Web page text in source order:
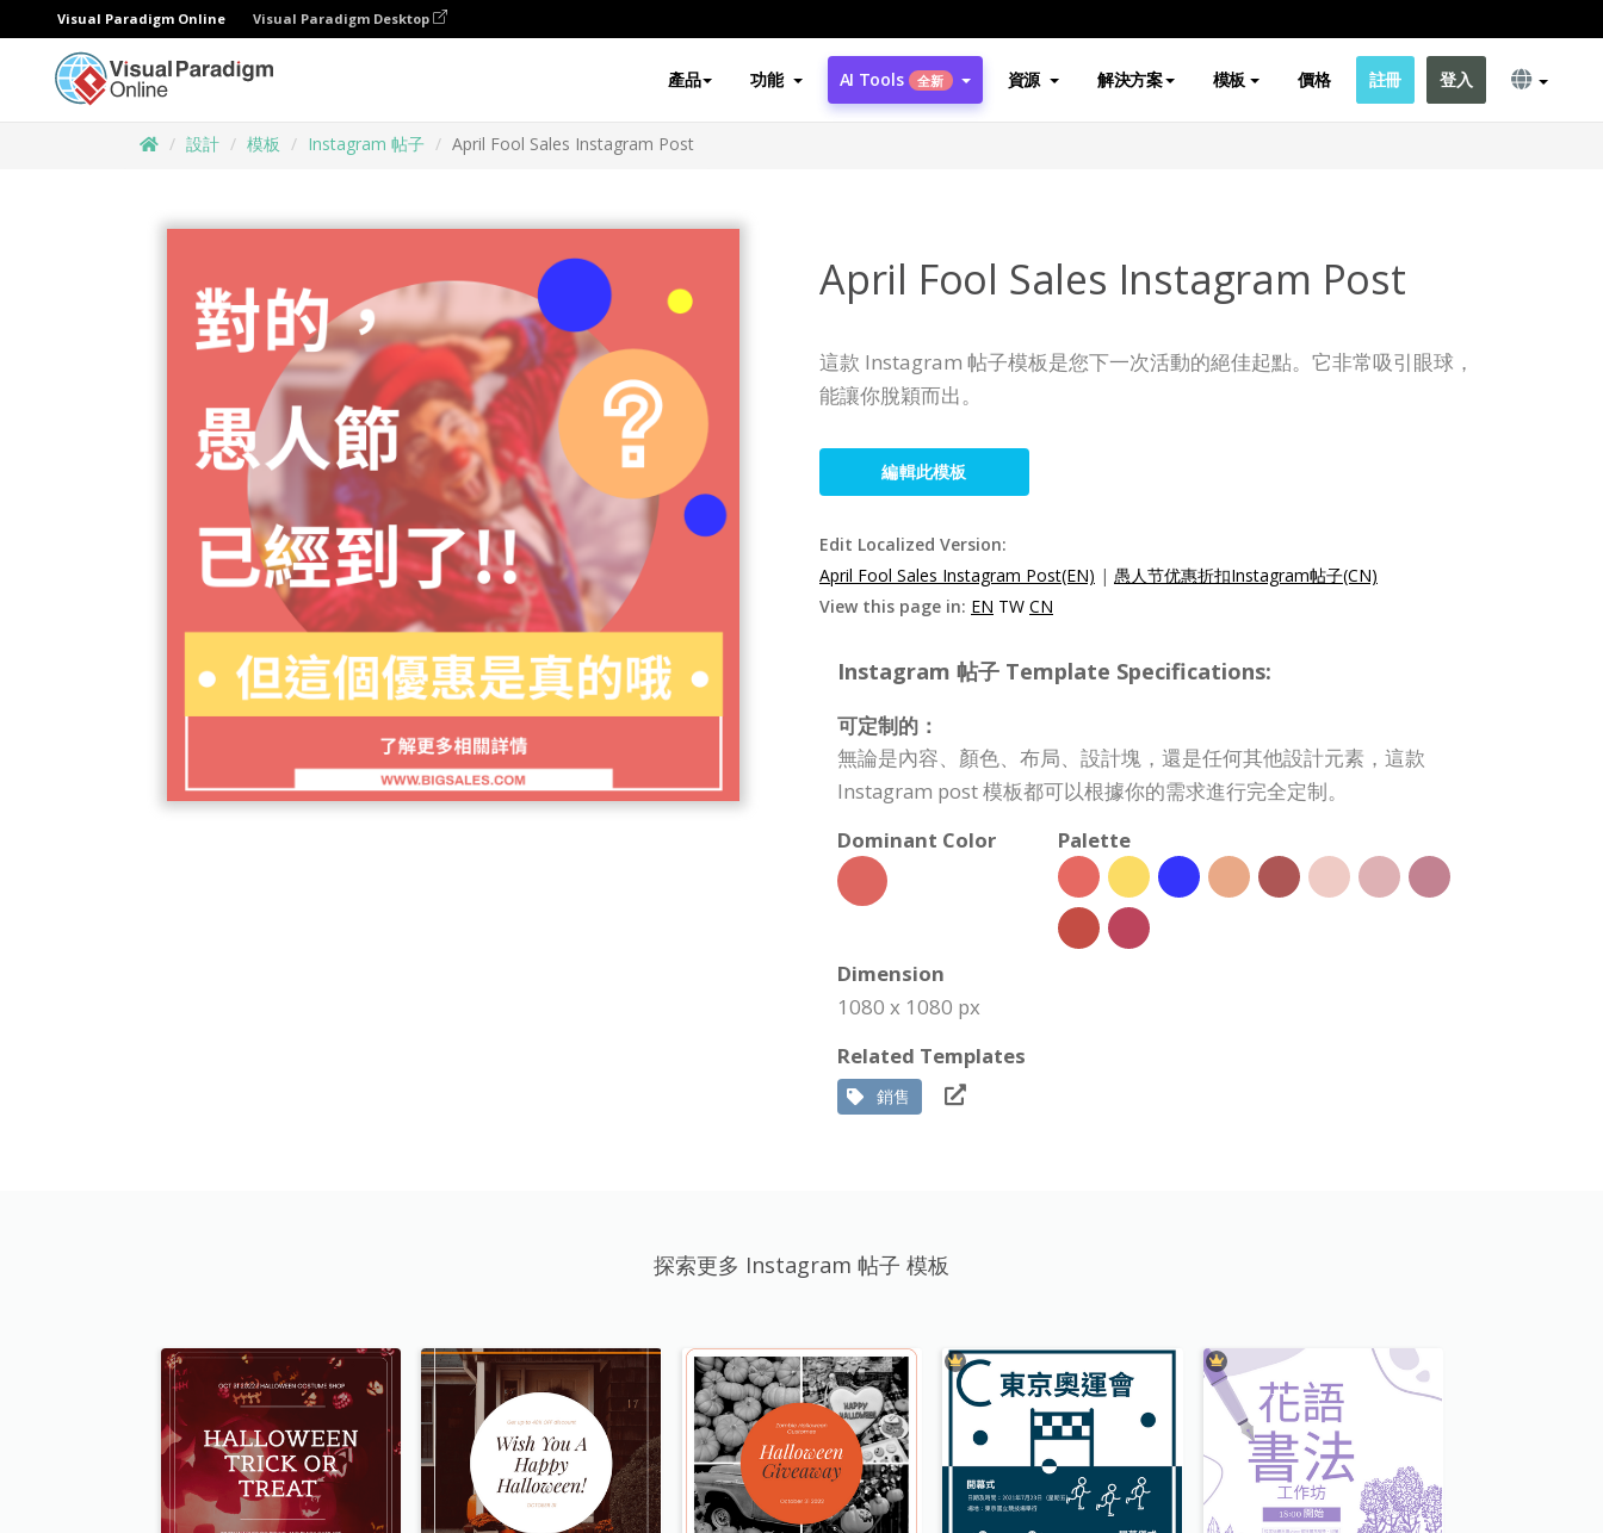
Visual Paradigm Online Visual Paradigm Desktop
產品 功能 AI Tools 全新 資源 解決方案 模板 價格 註冊 登入
設計 模板 Instagram 帖子 April Fool Sales Instagram Post
April Fool Sales Instagram Post
這款 Instagram 帖子模板是您下一次活動的絕佳起點。它非常吸引眼球，
能讓你脫穎而出。
編輯此模板
Edit Localized Version:
April Fool Sales Instagram Post(EN) | 愚人节优惠折扣Instagram帖子(CN)
View this page in: EN TW CN
Instagram 帖子 Template Specifications:
可定制的：
無論是內容、顏色、布局、設計塊，還是任何其他設計元素，這款
Instagram post 模板都可以根據你的需求進行完全定制。
Dominant Color
Palette
Dimension
1080 x 1080 px
Related Templates
銷售
探索更多 Instagram 帖子 模板